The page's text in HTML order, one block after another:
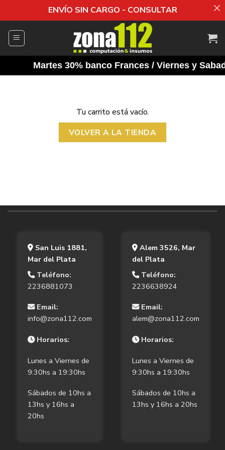
ENVÍO SIN CARGO - CONSULTAR
Martes 30% banco Frances / Viernes y
Tu carrito está vacío.
VOLVER A LA TIENDA
San Luis 1881,
Mar del Plata
Teléfono:
2236881073
Email:
info@zona112.com
Horarios:
Lunes a Viernes de
9:30hs a 19:30hs
Sábados de 10hs a
13hs y 16hs a
20hs
Alem 3526, Mar
del Plata
Teléfono:
2236638924
Email:
alem@zona112.com
Horarios:
Lunes a Viernes de
9:30hs a 19:30hs
Sábados de 10hs a
13hs y 16hs a 20hs